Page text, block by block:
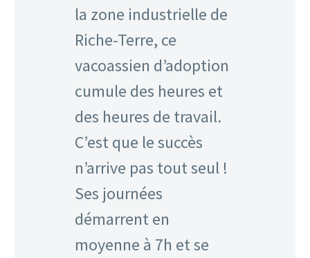
la zone industrielle de
Riche-Terre, ce
vacoassien d’adoption
cumule des heures et
des heures de travail.
C’est que le succès
n’arrive pas tout seul !
Ses journées
démarrent en
moyenne à 7h et se